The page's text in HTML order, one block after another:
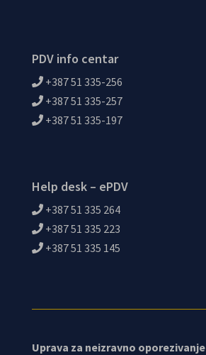
PDV info centar
+387 51 335-256
+387 51 335-257
+387 51 335-197
Help desk – ePDV
+387 51 335 264
+387 51 335 223
+387 51 335 145
Uprava za neizravno oporezivanje